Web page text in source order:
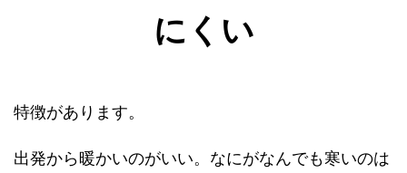
にくい
特徴があります。
出発から暖かいのがいい。なにがなんでも寒いのは